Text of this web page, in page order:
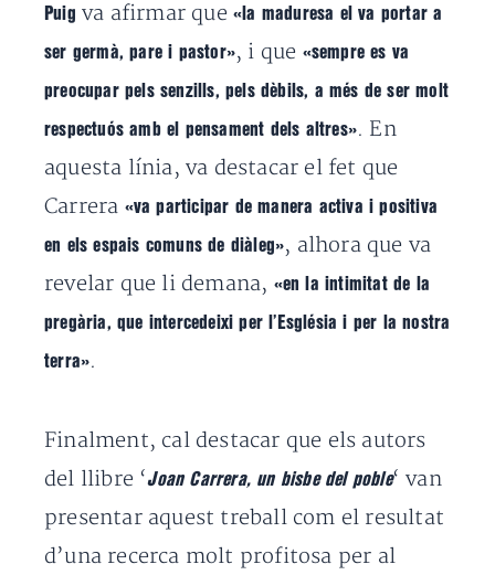
Puig va afirmar que «la maduresa el va portar a
ser germà, pare i pastor», i que «sempre es va
preocupar pels senzills, pels dèbils, a més de ser molt
respectuós amb el pensament dels altres». En
aquesta línia, va destacar el fet que
Carrera «va participar de manera activa i positiva
en els espais comuns de diàleg», alhora que va
revelar que li demana, «en la intimitat de la
pregària, que intercedeixi per l’Església i per la nostra
terra».
Finalment, cal destacar que els autors
del llibre ‘Joan Carrera, un bisbe del poble‘ van
presentar aquest treball com el resultat
d’una recerca molt profitosa per al